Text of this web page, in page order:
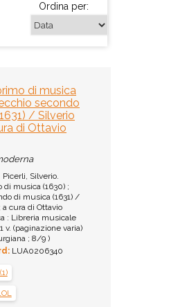
Ordina per:
di musica
secondo
/ Silverio
di Ottavio
Picerli, Silverio.
di musica (1630) ;
di musica (1631) /
a cura di Ottavio
: Libreria musicale
v. (paginazione varia)
; 8/9 )
LUA0206340